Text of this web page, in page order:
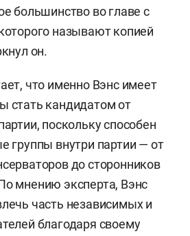
большинство во главе с
называют копией
он.
что именно Вэнс имеет
стать кандидатом от
поскольку способен
группы внутри партии — от
до сторонников
мнению эксперта, Вэнс
часть независимых и
благодаря своему